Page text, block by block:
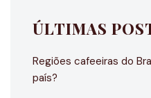
ÚLTIMAS
Regiões cafeeiras do
país?